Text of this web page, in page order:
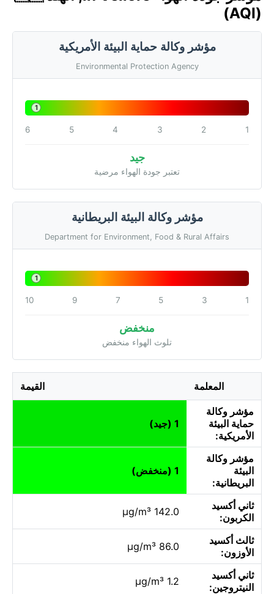
(AQI)
مؤشر وكالة حماية البيئة الأمريكية
Environmental Protection Agency
1
1
2
3
4
5
6
جيد
تعتبر جودة الهواء مرضية
مؤشر وكالة البيئة البريطانية
Department for Environment, Food & Rural Affairs
1
1
3
5
7
9
10
منخفض
تلوث الهواء منخفض
المعلمة القيمة
مؤشر وكالة
حماية البيئة
الأمريكية:
1 (جيد)
مؤشر وكالة
البيئة
البريطانية:
1 (منخفض)
ثاني أكسيد
الكربون:
142.0 µg/m³
ثالث أكسيد
الأوزون:
86.0 µg/m³
ثاني أكسيد
النيتروجين:
1.2 µg/m³